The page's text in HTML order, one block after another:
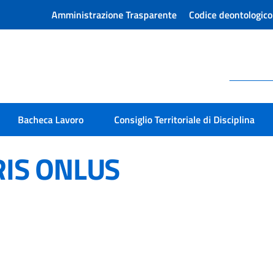
Amministrazione Trasparente Codice deontologico
Bacheca Lavoro Consiglio Territoriale di Disciplina
ONLUS